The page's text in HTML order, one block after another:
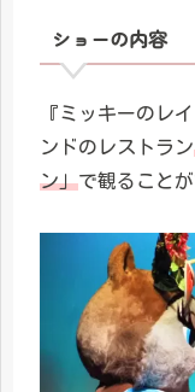
ショーの内容
『ミッキーのレ
ンドのレストラン
ン」で観ること